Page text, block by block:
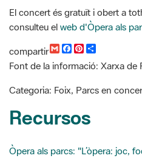
compartir
m
a
i
a
c
e
b
o
o
k
i
n
t
e
r
e
s
o
m
p
t
i
Font de la informació: Xarxa de
Categoria: Foix, Parcs en
Recursos